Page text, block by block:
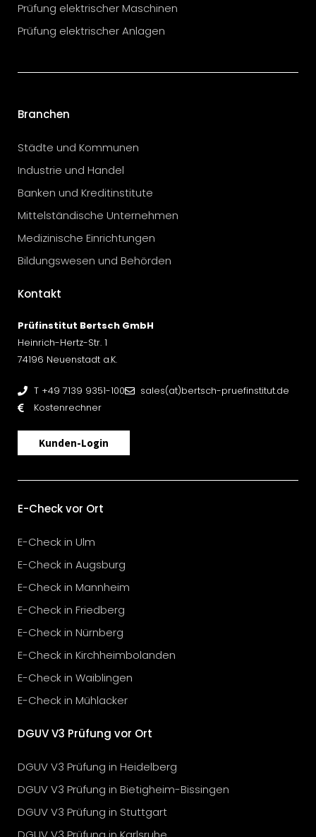
Prüfung elektrischer Maschinen
Prüfung elektrischer Anlagen
Branchen
Städte und Kommunen
Industrie und Handel
Banken und Kreditinstitute
Mittelständische Unternehmen
Medizinische Einrichtungen
Bildungswesen und Behörden
Kontakt
Prüfinstitut Bertsch GmbH
Heinrich-Hertz-Str. 1
74196 Neuenstadt a.K.
T +49 7139 9351-100
sales(at)bertsch-pruefinstitut.de
Kostenrechner
Kunden-Login
E-Check vor Ort
E-Check in Ulm
E-Check in Augsburg
E-Check in Mannheim
E-Check in Friedberg
E-Check in Nürnberg
E-Check in Kirchheimbolanden
E-Check in Waiblingen
E-Check in Mühlacker
DGUV V3 Prüfung vor Ort
DGUV V3 Prüfung in Heidelberg
DGUV V3 Prüfung in Bietigheim-Bissingen
DGUV V3 Prüfung in Stuttgart